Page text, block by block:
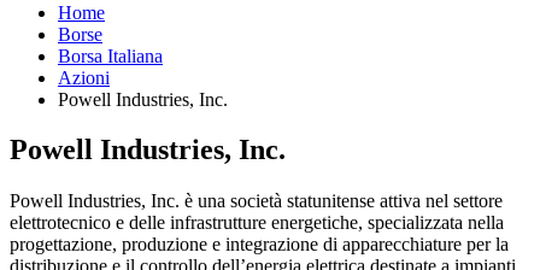
Home
Borse
Borsa Italiana
Azioni
Powell Industries, Inc.
Powell Industries, Inc.
Powell Industries, Inc. è una società statunitense attiva nel settore
elettrotecnico e delle infrastrutture energetiche, specializzata nella
progettazione, produzione e integrazione di apparecchiature per la